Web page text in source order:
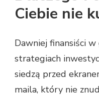
Ciebie nie
Dawniej finansiści
strategiach
siedzą przed
maila, który nie